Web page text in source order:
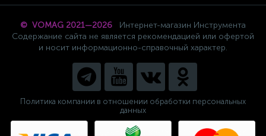
© VOMAG 2021—2026
Интернет-магазин Инструмента
Содержание сайта не является рекомендацией или офертой
и носит информационно-справочный характер.
Политика компании в отношении обработки персональных
данных